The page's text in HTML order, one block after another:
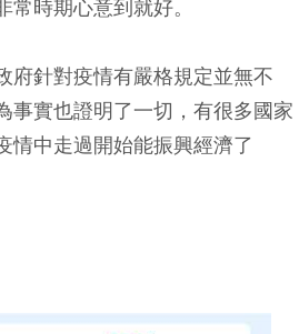
時期心意到就好。
府針對疫情有嚴格規定並無不
事實也證明了一切，有很多國家
情中走過開始能振興經濟了